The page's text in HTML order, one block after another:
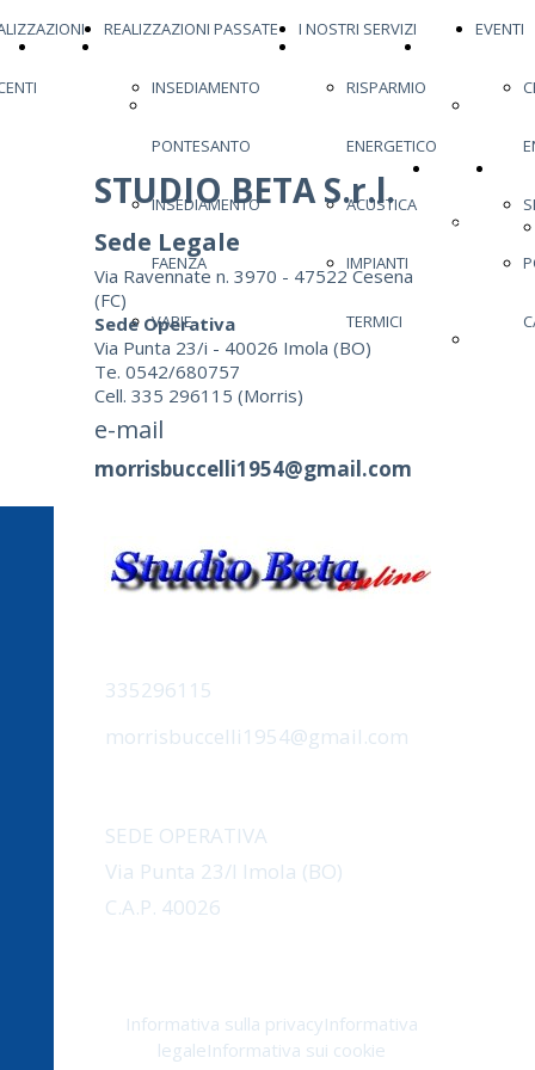
REALIZZAZIONI PASSATE
INSEDIAMENTO
PONTESANTO
INSEDIAMENTO
FAENZA
VARIE
I NOSTRI SERVIZI
RISPARMIO
ENERGETICO
ACUSTICA
IMPIANTI
TERMICI
EVENTI
PAGE
STUDIO BETA S.r.l.
Sede Legale
Via Ravennate n. 3970 - 47522 Cesena
(FC)
Sede Operativa
Via Punta 23/i - 40026 Imola (BO)
Te. 0542/680757
Cell. 335 296115 (Morris)
e-mail
morrisbuccelli1954@gmail.com
335296115
SEDE OPERATIVA
Via Punta 23/I Imola (BO)
C.A.P. 40026
morrisbuccelli1954@gmail.com
Informativa sulla privacyInformativa
legaleInformativa sui cookie